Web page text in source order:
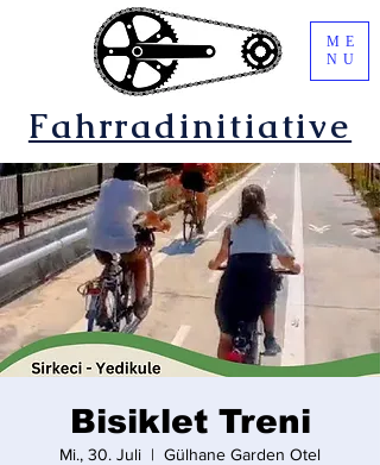
Fahrradinitiative
ME
NU
Bisiklet Treni
Mi., 30. Juli
  |
Gülhane Garden Otel